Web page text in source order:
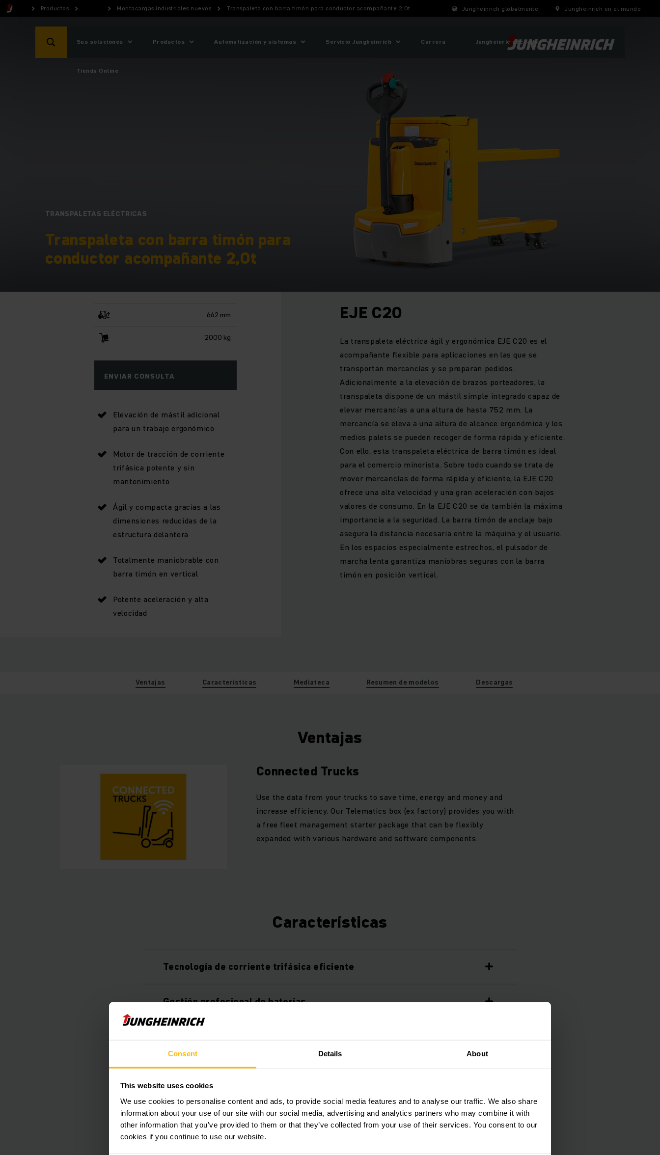
Consent Details About
This website uses cookies
We use cookies to personalise content and ads, to provide social media features and to analyse our traffic. We also share
information about your use of our site with our social media, advertising and analytics partners who may combine it with
other information that you’ve provided to them or that they’ve collected from your use of their services. You consent to our
cookies if you continue to use our website.
Productos ... Montacargas industriales nuevos Transpaleta con barra timón para conductor acompañante 2,0t Jungheinrich globalmente Jungheinrich en el mundo
Sus soluciones Productos Automatización y sistemas Servicio Jungheinrich Carrera Jungheinrich Ecuador
Tienda Online
TRANSPALETAS ELÉCTRICAS
Transpaleta con barra timón para
conductor acompañante 2,0t
662 mm
2000 kg
ENVIAR CONSULTA
Elevación de mástil adicional
para un trabajo ergonómico
Motor de tracción de corriente
trifásica potente y sin
mantenimiento
Ágil y compacta gracias a las
dimensiones reducidas de la
estructura delantera
Totalmente maniobrable con
barra timón en vertical
Potente aceleración y alta
velocidad
EJE C20
La transpaleta eléctrica ágil y ergonómica EJE C20 es el
acompañante flexible para aplicaciones en las que se
transportan mercancías y se preparan pedidos.
Adicionalmente a la elevación de brazos porteadores, la
transpaleta dispone de un mástil simple integrado capaz de
elevar mercancías a una altura de hasta 752 mm. La
mercancía se eleva a una altura de alcance ergonómica y los
medios palets se pueden recoger de forma rápida y eficiente.
Con ello, esta transpaleta eléctrica de barra timón es ideal
para el comercio minorista. Sobre todo cuando se trata de
mover mercancías de forma rápida y eficiente, la EJE C20
ofrece una alta velocidad y una gran aceleración con bajos
valores de consumo. En la EJE C20 se da también la máxima
importancia a la seguridad. La barra timón de anclaje bajo
asegura la distancia necesaria entre la máquina y el usuario.
En los espacios especialmente estrechos, el pulsador de
marcha lenta garantiza maniobras seguras con la barra
timón en posición vertical.
Ventajas Características Mediateca Resumen de modelos Descargas
Ventajas
Connected Trucks
Use the data from your trucks to save time, energy and money and
increase efficiency. Our Telematics box (ex factory) provides you with
a free fleet management starter package that can be flexibly
expanded with various hardware and software components.
Características
Tecnología de corriente trifásica eficiente
Gestión profesional de baterías
Estabilidad óptima en las curvas
Costes de mantenimiento reducidos
Información permanente